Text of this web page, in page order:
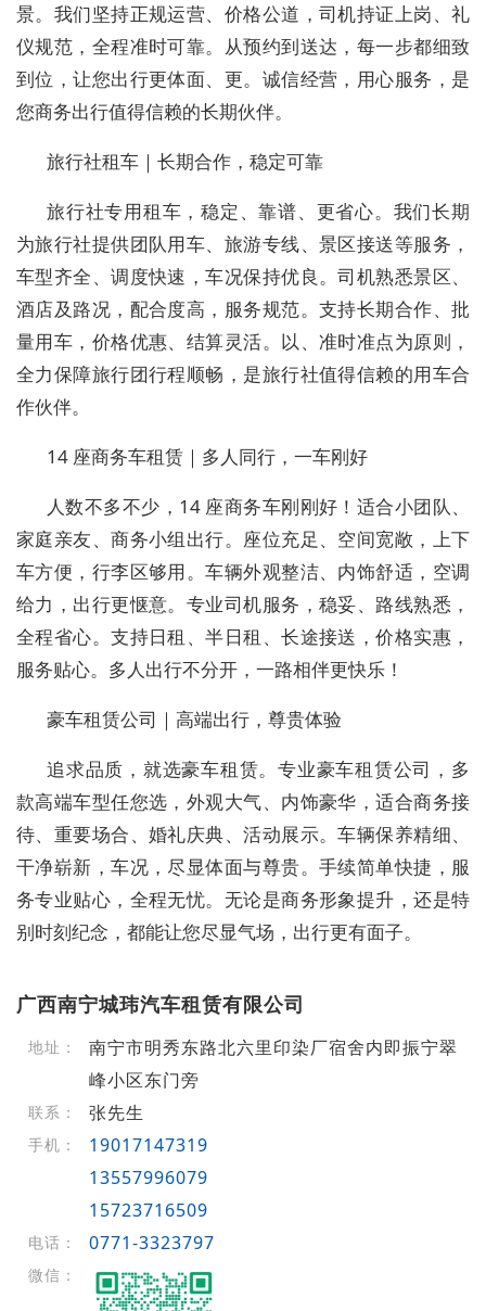
景。我们坚持正规运营、价格公道，司机持证上岗、礼
仪规范，全程准时可靠。从预约到送达，每一步都细致
到位，让您出行更体面、更。诚信经营，用心服务，是
您商务出行值得信赖的长期伙伴。
旅行社租车｜长期合作，稳定可靠
旅行社专用租车，稳定、靠谱、更省心。我们长期
为旅行社提供团队用车、旅游专线、景区接送等服务，
车型齐全、调度快速，车况保持优良。司机熟悉景区、
酒店及路况，配合度高，服务规范。支持长期合作、批
量用车，价格优惠、结算灵活。以、准时准点为原则，
全力保障旅行团行程顺畅，是旅行社值得信赖的用车合
作伙伴。
14 座商务车租赁｜多人同行，一车刚好
人数不多不少，14 座商务车刚刚好！适合小团队、
家庭亲友、商务小组出行。座位充足、空间宽敞，上下
车方便，行李区够用。车辆外观整洁、内饰舒适，空调
给力，出行更惬意。专业司机服务，稳妥、路线熟悉，
全程省心。支持日租、半日租、长途接送，价格实惠，
服务贴心。多人出行不分开，一路相伴更快乐！
豪车租赁公司｜高端出行，尊贵体验
追求品质，就选豪车租赁。专业豪车租赁公司，多
款高端车型任您选，外观大气、内饰豪华，适合商务接
待、重要场合、婚礼庆典、活动展示。车辆保养精细、
干净崭新，车况，尽显体面与尊贵。手续简单快捷，服
务专业贴心，全程无忧。无论是商务形象提升，还是特
别时刻纪念，都能让您尽显气场，出行更有面子。
广西南宁城玮汽车租赁有限公司
地址：
南宁市明秀东路北六里印染厂宿舍内即振宁翠
峰小区东门旁
联系： 张先生
手机：
19017147319
13557996079
15723716509
电话： 0771-3323797
微信：